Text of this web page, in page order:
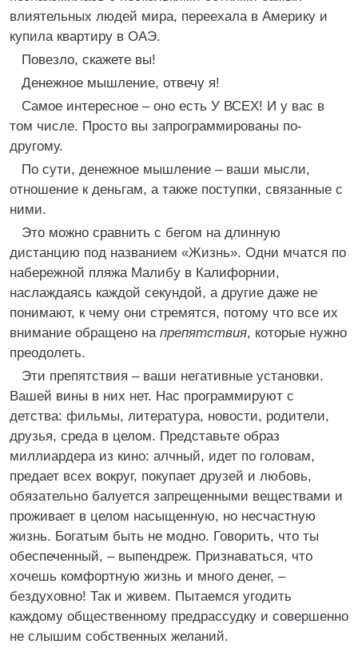
влиятельных людей мира, переехала в Америку и
купила квартиру в ОАЭ.
Повезло, скажете вы!
Денежное мышление, отвечу я!
Самое интересное – оно есть У ВСЕХ! И у вас в
том числе. Просто вы запрограммированы по-
другому.
По сути, денежное мышление – ваши мысли,
отношение к деньгам, а также поступки, связанные с
ними.
Это можно сравнить с бегом на длинную
дистанцию под названием «Жизнь». Одни мчатся по
набережной пляжа Малибу в Калифорнии,
наслаждаясь каждой секундой, а другие даже не
понимают, к чему они стремятся, потому что все их
внимание обращено на препятствия, которые нужно
преодолеть.
Эти препятствия – ваши негативные установки.
Вашей вины в них нет. Нас программируют с
детства: фильмы, литература, новости, родители,
друзья, среда в целом. Представьте образ
миллиардера из кино: алчный, идет по головам,
предает всех вокруг, покупает друзей и любовь,
обязательно балуется запрещенными веществами и
проживает в целом насыщенную, но несчастную
жизнь. Богатым быть не модно. Говорить, что ты
обеспеченный, – выпендреж. Признаваться, что
хочешь комфортную жизнь и много денег, –
бездуховно! Так и живем. Пытаемся угодить
каждому общественному предрассудку и совершенно
не слышим собственных желаний.